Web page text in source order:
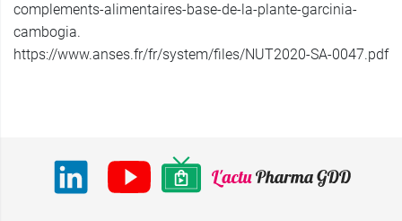
complements-alimentaires-base-de-la-plante-garcinia-
cambogia.
https://www.anses.fr/fr/system/files/NUT2020-SA-0047.pdf